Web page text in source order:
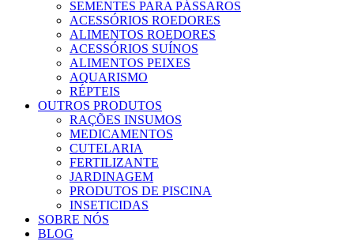
SEMENTES PARA PÁSSAROS
ACESSÓRIOS ROEDORES
ALIMENTOS ROEDORES
ACESSÓRIOS SUÍNOS
ALIMENTOS PEIXES
AQUARISMO
RÉPTEIS
OUTROS PRODUTOS
RAÇÕES INSUMOS
MEDICAMENTOS
CUTELARIA
FERTILIZANTE
JARDINAGEM
PRODUTOS DE PISCINA
INSETICIDAS
SOBRE NÓS
BLOG